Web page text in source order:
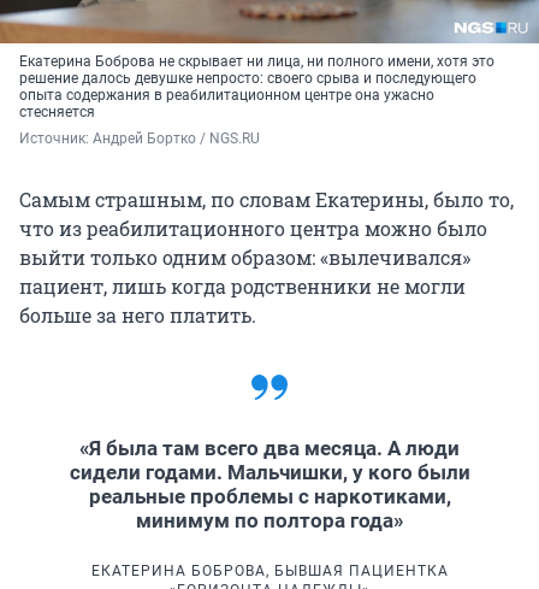
Екатерина Боброва не скрывает ни лица, ни полного имени, хотя это
решение далось девушке непросто: своего срыва и последующего
опыта содержания в реабилитационном центре она ужасно
стесняется
Источник: Андрей Бортко / NGS.RU
Самым страшным, по словам Екатерины, было то,
что из реабилитационного центра можно было
выйти только одним образом: «вылечивался»
пациент, лишь когда родственники не могли
больше за него платить.
«Я была там всего два месяца. А люди
сидели годами. Мальчишки, у кого были
реальные проблемы с наркотиками,
минимум по полтора года»
ЕКАТЕРИНА БОБРОВА, БЫВШАЯ ПАЦИЕНТКА